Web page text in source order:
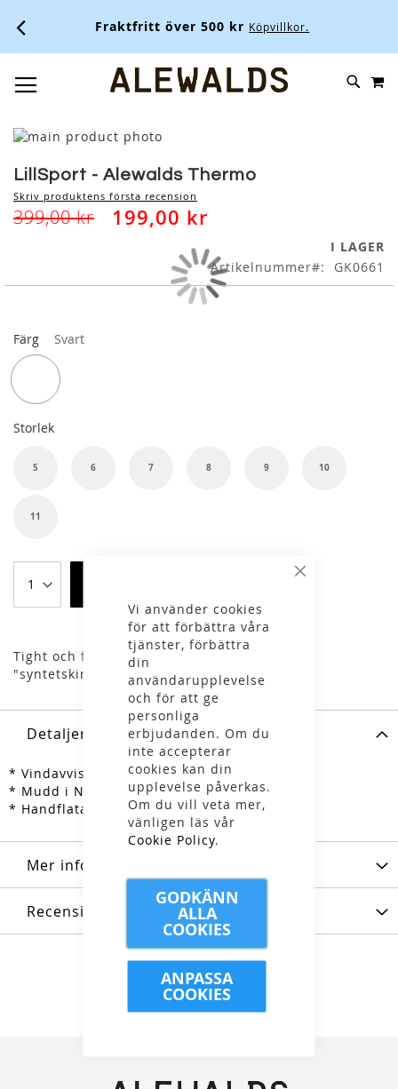
Vi använder cookies
för att förbättra våra
tjänster, förbättra
din
användarupplevelse
och för att ge
personliga
erbjudanden. Om du
inte accepterar
cookies kan din
upplevelse påverkas.
Om du vill veta mer,
vänligen läs vår
Cookie Policy.
GODKÄNN
ALLA
COOKIES
ANPASSA
COOKIES
Fraktfritt över 500 kr Köpvillkor.
SKIP
Skip
the
end
of
the
to
the
beginning
of
LillSport - Alewalds Thermo
Skriv produktens första recension
399,00 kr 199,00 kr
I LAGER
Artikelnummer
GK0661
Färg Svart
Storlek
5 6 7 8 9 10
11
Tight och fodrad längdhandske med Clarino
"syntetskinn" i handflatan.
Detaljer
* Vindavvisande 3-lagerstextil på ovansidan
* Mudd i Neoprene, med kardborrejustering
* Handflata i Clarino
Mer information
Recensioner